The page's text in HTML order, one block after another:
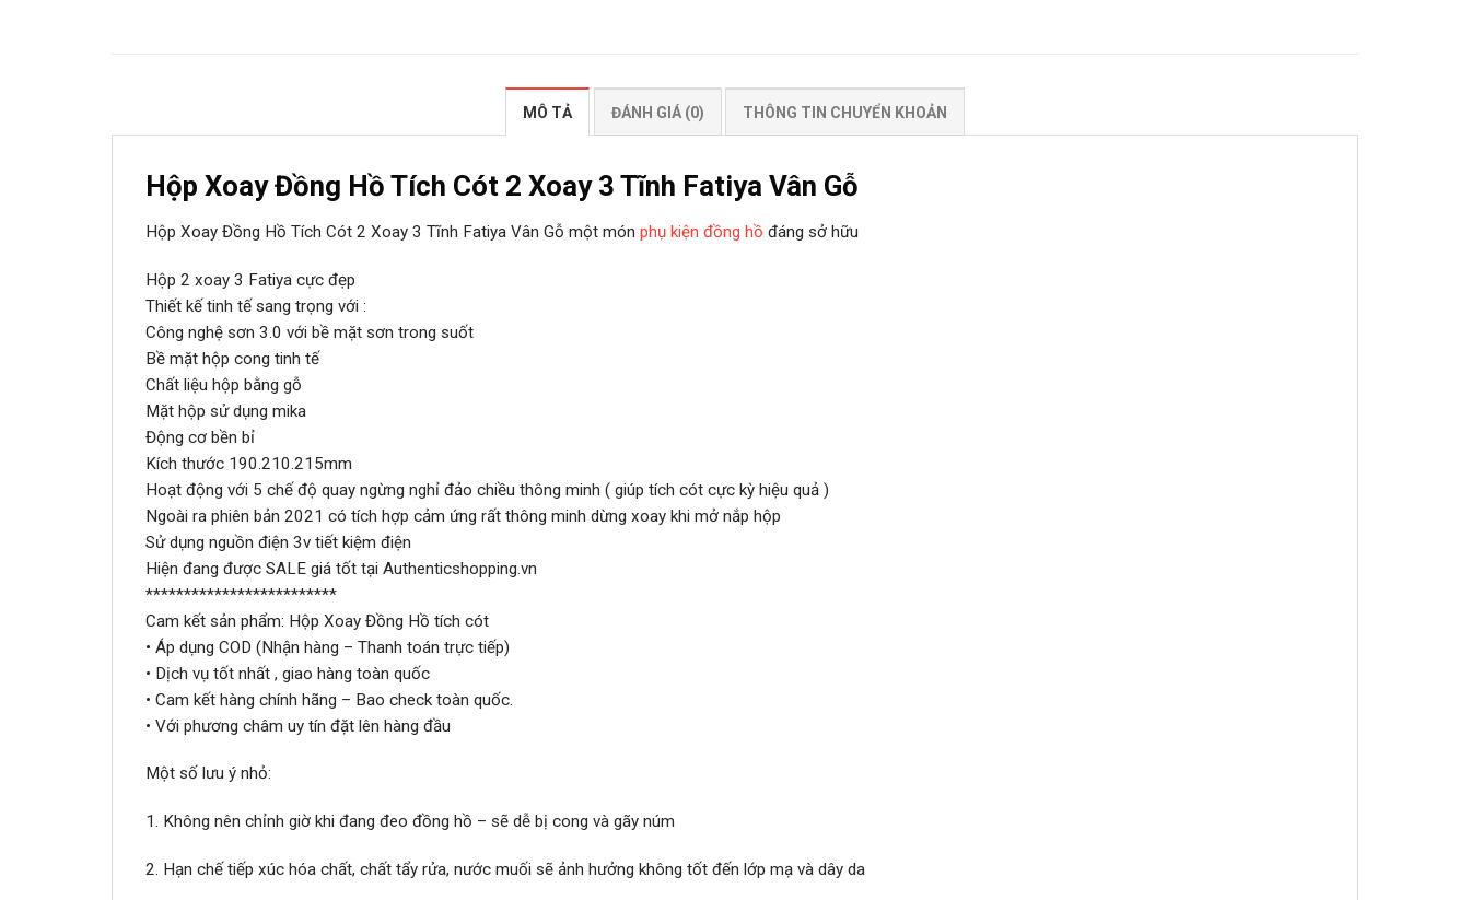
MÔ TẢ ĐÁNH GIÁ (0) THÔNG TIN CHUYỂN KHOẢN
Hộp Xoay Đồng Hồ Tích Cót 2 Xoay 3 Tĩnh Fatiya Vân Gỗ
Hộp Xoay Đồng Hồ Tích Cót 2 Xoay 3 Tĩnh Fatiya Vân Gỗ một món phụ kiện đồng hồ đáng sở hữu
Hộp 2 xoay 3 Fatiya cực đẹp
Thiết kế tinh tế sang trọng với :
Công nghệ sơn 3.0 với bề mặt sơn trong suốt
Bề mặt hộp cong tinh tế
Chất liệu hộp bằng gỗ
Mặt hộp sử dụng mika
Động cơ bền bỉ
Kích thước 190.210.215mm
Hoạt động với 5 chế độ quay ngừng nghỉ đảo chiều thông minh ( giúp tích cót cực kỳ hiệu quả )
Ngoài ra phiên bản 2021 có tích hợp cảm ứng rất thông minh dừng xoay khi mở nắp hộp
Sử dụng nguồn điện 3v tiết kiệm điện
Hiện đang được SALE giá tốt tại Authenticshopping.vn
*************************
Cam kết sản phẩm: Hộp Xoay Đồng Hồ tích cót
• Áp dụng COD (Nhận hàng – Thanh toán trực tiếp)
• Dịch vụ tốt nhất , giao hàng toàn quốc
• Cam kết hàng chính hãng – Bao check toàn quốc.
• Với phương châm uy tín đặt lên hàng đầu
Một số lưu ý nhỏ:
1. Không nên chỉnh giờ khi đang đeo đồng hồ – sẽ dễ bị cong và gãy núm
2. Hạn chế tiếp xúc hóa chất, chất tẩy rửa, nước muối sẽ ảnh hưởng không tốt đến lớp mạ và dây da